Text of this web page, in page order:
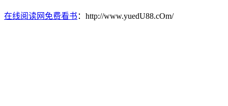
在线阅读网免费看书 ：http://www.yuedU88.cOm/